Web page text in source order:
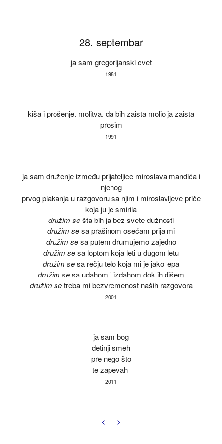
28. septembar
ja sam gregorijanski cvet
1981
kiša i prošenje. molitva. da bih zaista molio ja zaista
prosim
1991
ja sam druženje između prijateljice miroslava mandića i
njenog
prvog plakanja u razgovoru sa njim i miroslavljeve priče
koja ju je smirila
družim sešta bih ja bez svete dužnosti
družim sesa prašinom osećam prija mi
družim sesa putem drumujemo zajedno
družim sesa loptom koja leti u dugom letu
družim sesa rečju telo koja mi je jako lepa
družim sesa udahom i izdahom dok ih dišem
družim setreba mi bezvremenost na­ših razgovora
2001
ja sam bog
detinji smeh
pre nego što
te zapevah
2011
< >